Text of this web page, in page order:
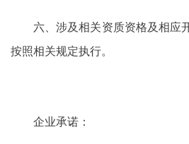
六、涉及相关资质资格及相应
按照相关规定执行。
企业承诺：